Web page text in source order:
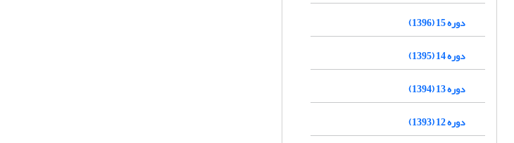
دوره 15 (1396)
دوره 14 (1395)
دوره 13 (1394)
دوره 12 (1393)